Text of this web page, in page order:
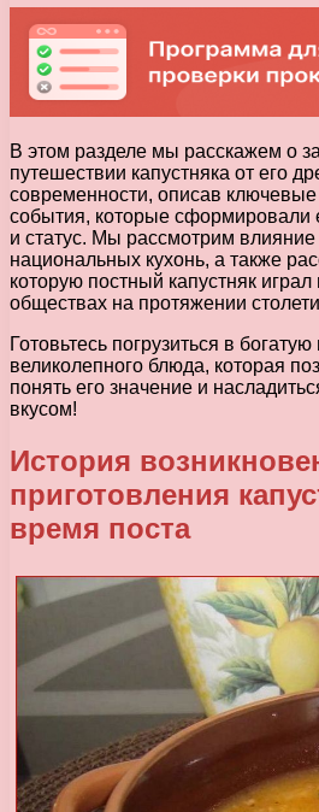
В этом разделе мы расскажем о
путешествии капустняка от его
современности, описав
события, которые сформировали
и статус. Мы рассмотрим влияние
национальных кухонь, а также
которую постный капустняк
обществах на протяжении
Готовьтесь погрузиться в
великолепного блюда, которая
понять его значение и
вкусом!
История
приготовления
время поста